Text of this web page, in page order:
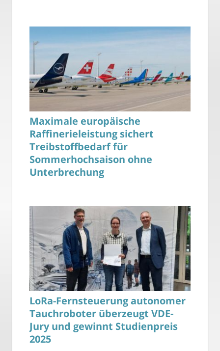
Maximale europäische
Raffinerieleistung sichert
Treibstoffbedarf für
Sommerhochsaison ohne
Unterbrechung
LoRa-Fernsteuerung autonomer
Tauchroboter überzeugt VDE-
Jury und gewinnt Studienpreis
2025